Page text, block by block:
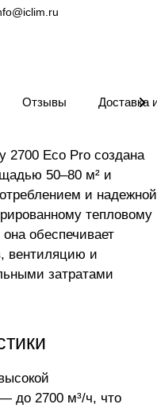
Отзывы Доставка
2700 Eco Pro создана
50–80 м² и
и надежной
тепловому
обеспечивает
вентиляцию и
затратами
до 2700 м³/ч, что